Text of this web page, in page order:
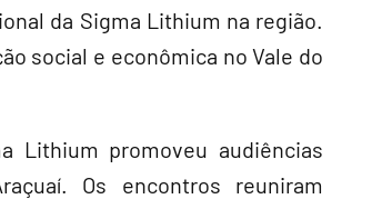
da Sigma Lithium na região.
social e econômica no Vale do
Lithium promoveu audiências
Os encontros reuniram